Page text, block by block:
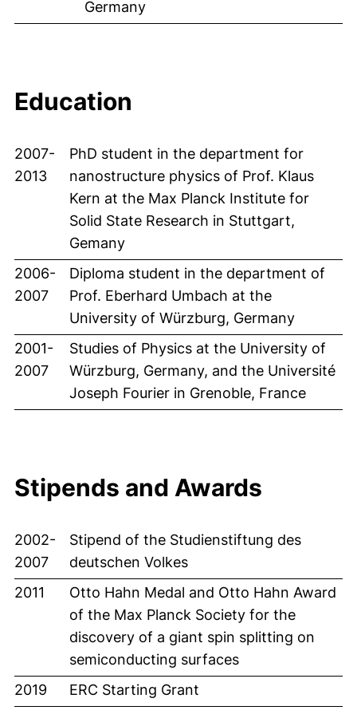
Germany
Education
2007-
2013
PhD student in the department for
nanostructure physics of Prof. Klaus
Kern at the Max Planck Institute for
Solid State Research in Stuttgart,
Gemany
2006-
2007
Diploma student in the department of
Prof. Eberhard Umbach at the
University of Würzburg, Germany
2001-
2007
Studies of Physics at the University of
Würzburg, Germany, and the Université
Joseph Fourier in Grenoble, France
Stipends and Awards
2002-
2007
Stipend of the Studienstiftung des
deutschen Volkes
2011
Otto Hahn Medal and Otto Hahn Award
of the Max Planck Society for the
discovery of a giant spin splitting on
semiconducting surfaces
2019
ERC Starting Grant